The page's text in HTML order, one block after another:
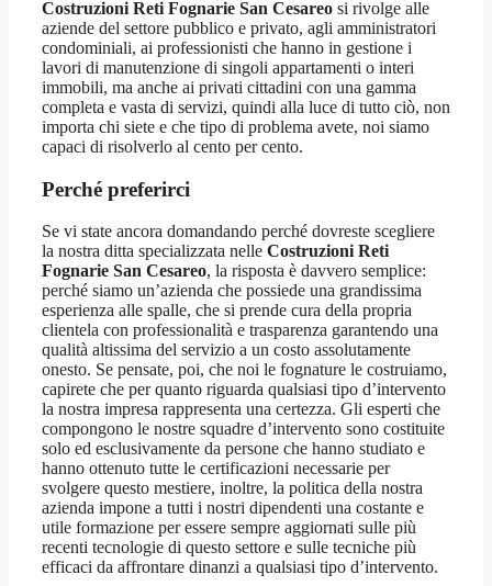
Costruzioni Reti Fognarie San Cesareo si rivolge alle
aziende del settore pubblico e privato, agli amministratori
condominiali, ai professionisti che hanno in gestione i
lavori di manutenzione di singoli appartamenti o interi
immobili, ma anche ai privati cittadini con una gamma
completa e vasta di servizi, quindi alla luce di tutto ciò, non
importa chi siete e che tipo di problema avete, noi siamo
capaci di risolverlo al cento per cento.
Perché preferirci
Se vi state ancora domandando perché dovreste scegliere
la nostra ditta specializzata nelle Costruzioni Reti
Fognarie San Cesareo, la risposta è davvero semplice:
perché siamo un’azienda che possiede una grandissima
esperienza alle spalle, che si prende cura della propria
clientela con professionalità e trasparenza garantendo una
qualità altissima del servizio a un costo assolutamente
onesto. Se pensate, poi, che noi le fognature le costruiamo,
capirete che per quanto riguarda qualsiasi tipo d’intervento
la nostra impresa rappresenta una certezza. Gli esperti che
compongono le nostre squadre d’intervento sono costituite
solo ed esclusivamente da persone che hanno studiato e
hanno ottenuto tutte le certificazioni necessarie per
svolgere questo mestiere, inoltre, la politica della nostra
azienda impone a tutti i nostri dipendenti una costante e
utile formazione per essere sempre aggiornati sulle più
recenti tecnologie di questo settore e sulle tecniche più
efficaci da affrontare dinanzi a qualsiasi tipo d’intervento.